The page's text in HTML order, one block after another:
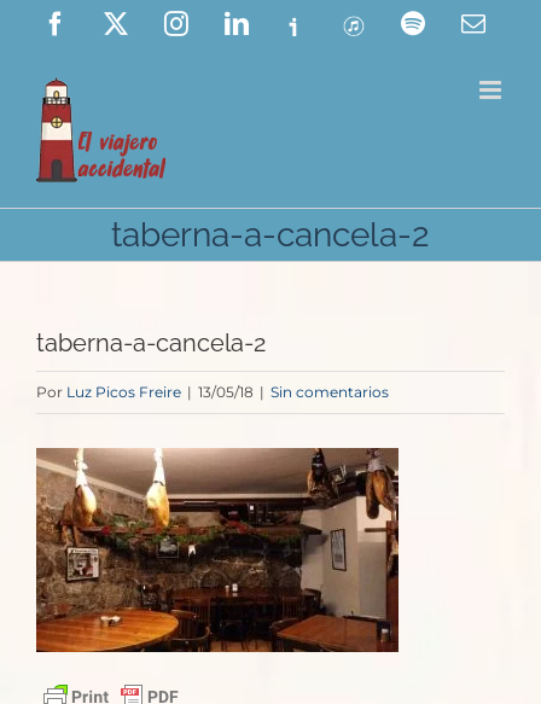
Saltar
contenido
Facebook InstagramLinkedIn
Ivoox ITunes Spotify
taberna-a-cancela-2
taberna-a-cancela-2
Por Luz Picos Freire | 13/05/18 | Sin comentarios